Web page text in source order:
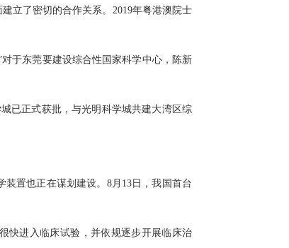
立了密切的合作关系。2019年粤港澳院士
于东莞要建设综合性国家科学中心，陈新
已正式获批，与光明科学城共建大湾区综
置也正在谋划建设。8月13日，我国首台
进入临床试验，并依规逐步开展临床治